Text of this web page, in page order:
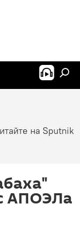
на Sputnik
АПОЭЛа